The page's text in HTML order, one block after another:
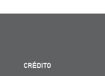
CRÉDITO